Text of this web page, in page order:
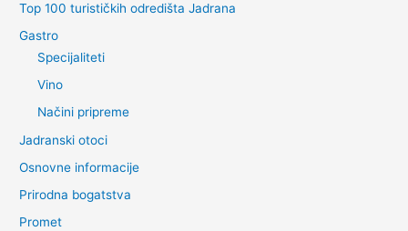
Top 100 turističkih odredišta Jadrana
Gastro
Specijaliteti
Vino
Načini pripreme
Jadranski otoci
Osnovne informacije
Prirodna bogatstva
Promet